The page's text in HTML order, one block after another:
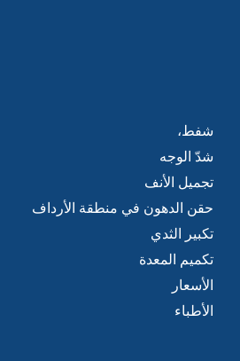
شفط،
شدّ الوجه
تجميل الأنف
حقن الدهون في منطقة الأرداف
تكبير الثدي
تكميم المعدة
الأسعار
الأطباء